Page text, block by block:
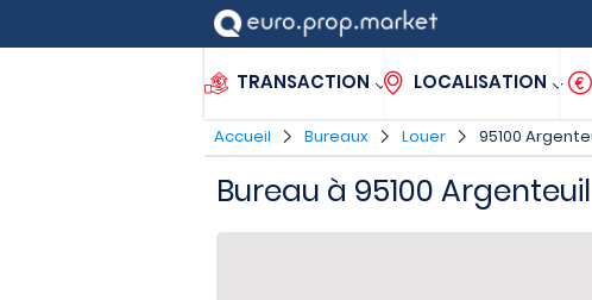
TRANSACTION LOCALISATION
Accueil Bureaux Louer 95100
Bureau à 95100